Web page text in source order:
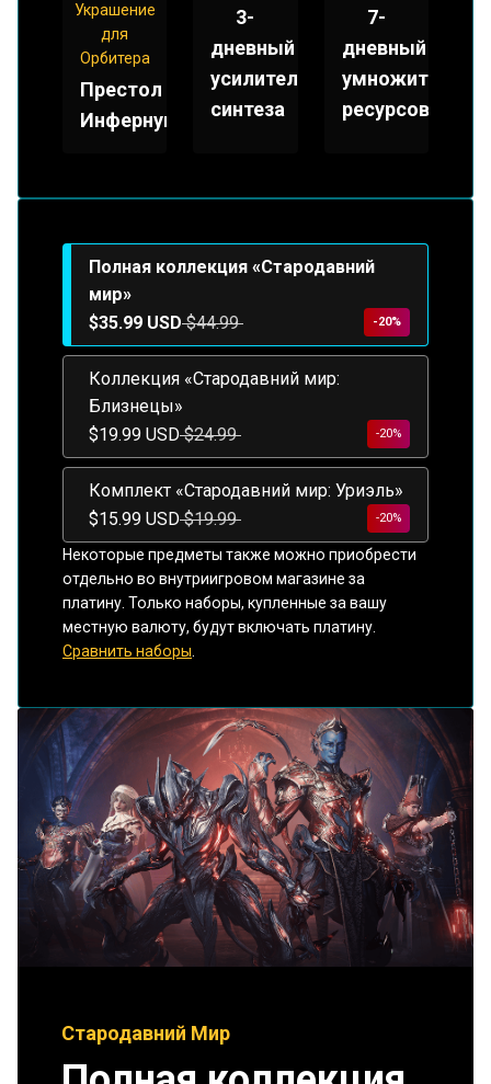
Украшение
для
Орбитера
Престол
Инфернум
3-
дневный
усилитель
синтеза
7-
дневный
умножитель
ресурсов
Полная коллекция «Стародавний
мир»
$35.99 USD $44.99 -20%
Коллекция «Стародавний мир:
Близнецы»
$19.99 USD $24.99 -20%
Комплект «Стародавний мир: Уриэль»
$15.99 USD $19.99 -20%
Некоторые предметы также можно приобрести
отдельно во внутриигровом магазине за
платину. Только наборы, купленные за вашу
местную валюту, будут включать платину.
Сравнить наборы.
Стародавний Мир